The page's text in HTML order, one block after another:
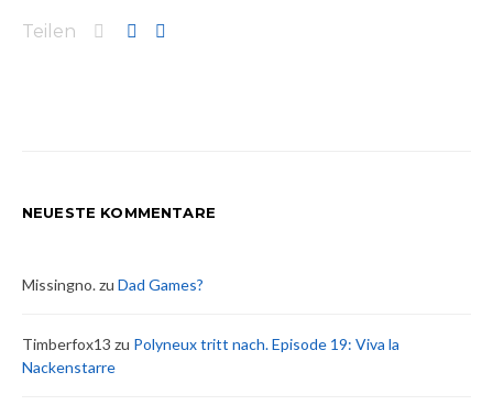
Teilen
NEUESTE KOMMENTARE
Missingno.zu Dad Games?
Timberfox13 zu Polyneux tritt nach. Episode 19: Viva la
Nackenstarre